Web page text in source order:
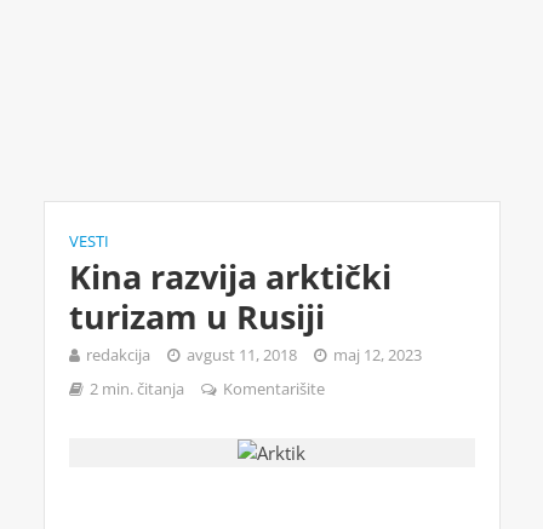
VESTI
Kina razvija arktički
turizam u Rusiji
redakcija avgust 11, 2018
maj 12, 2023
2 min. čitanja
Komentarišite